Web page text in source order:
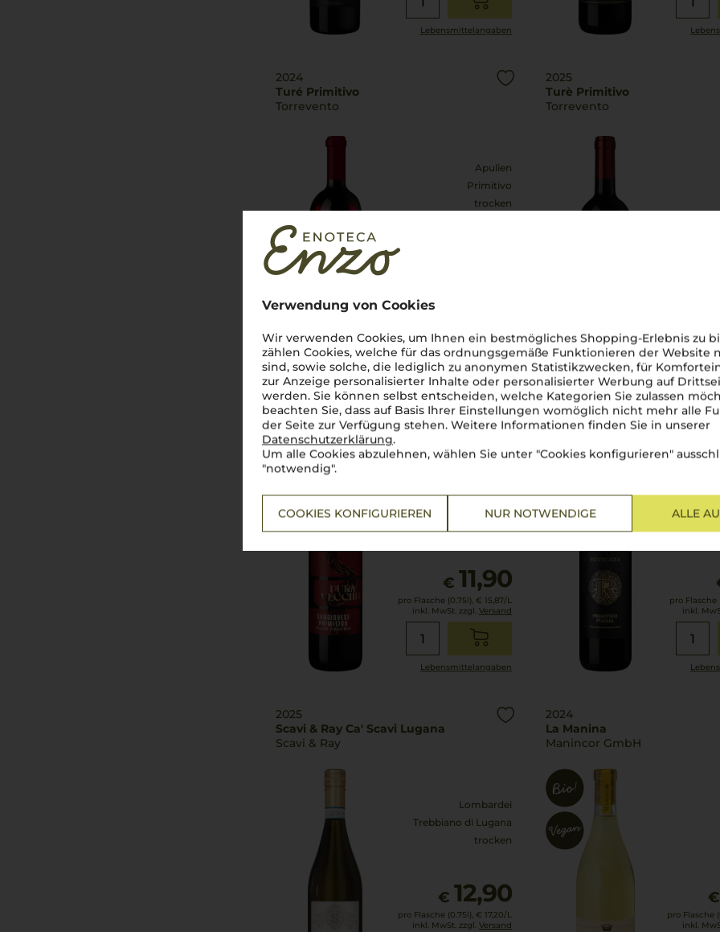
Verwendung von Cookies
Wir verwenden Cookies, um Ihnen ein bestmögliches Shopping-Erlebnis zu
zählen Cookies, welche für das ordnungsgemäße Funktionieren der Website
sind, sowie solche, die lediglich zu anonymen Statistikzwecken, für
zur Anzeige personalisierter Inhalte oder personalisierter Werbung auf
werden. Sie können selbst entscheiden, welche Kategorien Sie zulassen
beachten Sie, dass auf Basis Ihrer Einstellungen womöglich nicht mehr alle
der Seite zur Verfügung stehen. Weitere Informationen finden Sie in unserer
Datenschutzerklärung.
Um alle Cookies abzulehnen, wählen Sie unter "Cookies konfigurieren"
"notwendig".
COOKIES KONFIGURIEREN NUR NOTWENDIGE ALLE
Lebensmittel­angaben
2024
Turé Primitivo
Torrevento
Apulien
Primitivo
trocken
Lebensmittel­angaben
2025
Turè Primitivo
Torrevento
2024
PuraVecchia Vigne Vecchie
Sangiovese Primitivo
Torrevento
Cuvée
€ 11,90
pro Flasche (0.75l), € 15,87/L
inkl. MwSt. zzgl. Versand
Lebensmittel­angaben
2025
Riticata Primitivo
Mezzatia Vini
pro Flasche
inkl.
2025
Scavi & Ray Ca' Scavi Lugana
Scavi & Ray
Lombardei
Trebbiano di Lugana
trocken
€ 12,90
pro Flasche (0.75l), € 17,20/L
inkl. MwSt. zzgl. Versand
2024
La Manina
Manincor GmbH
€
pro Flasche
inkl.